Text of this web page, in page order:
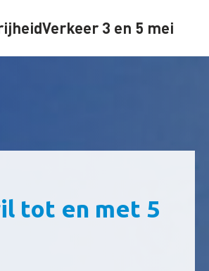
Verkeer 3 en 5 mei
tot en met 5